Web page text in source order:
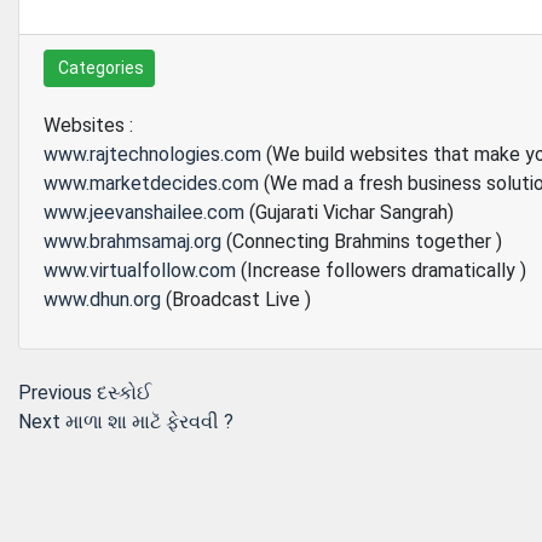
Categories
Websites :
www.rajtechnologies.com (We build websites that make
www.marketdecides.com (We mad a fresh business
www.jeevanshailee.com (Gujarati Vichar Sangrah)
www.brahmsamaj.org (Connecting Brahmins together )
www.virtualfollow.com (Increase followers dramatically )
www.dhun.org (Broadcast Live )
Post
navigation
Previous Previous
post:
દસ્કોઈ
Next Next
માળા શા માટૅ ફેરવવી ?